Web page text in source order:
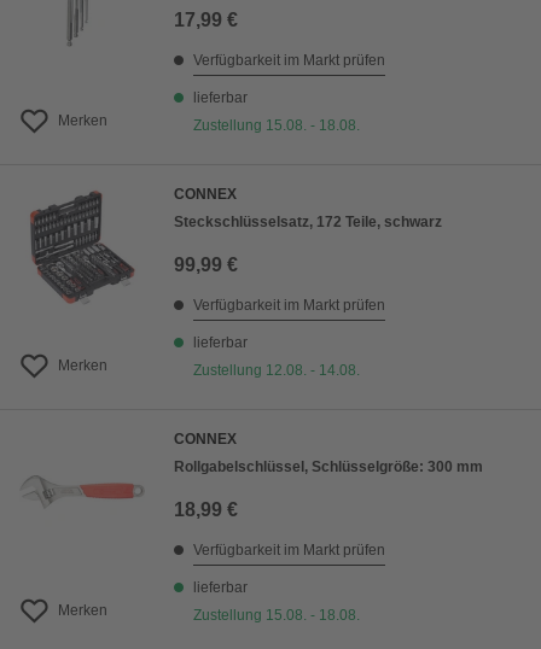
Merken
17,99 €
Verfügbarkeit im Markt prüfen
lieferbar
Zustellung 15.08. - 18.08.
Merken
CONNEX
Steckschlüsselsatz, 172 Teile, schwarz
99,99 €
Verfügbarkeit im Markt prüfen
lieferbar
Zustellung 12.08. - 14.08.
Merken
CONNEX
Rollgabelschlüssel, Schlüsselgröße: 300 mm
18,99 €
Verfügbarkeit im Markt prüfen
lieferbar
Zustellung 15.08. - 18.08.